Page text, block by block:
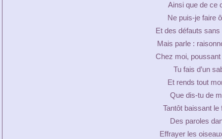
Ainsi que de ce
Ne puis-je faire
Et des défauts
Mais parle :
Chez moi, poussant
Tu fais d’un
Et rends tout
Que dis-tu de
Tantôt baissant
Des paroles
Effrayer les